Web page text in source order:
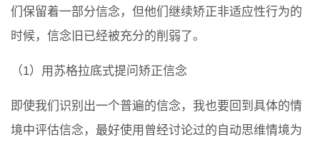
们保留着一部分信念，但他们继续矫正非适应性行为的
时候，信念旧已经被充分的削弱了。
（1）用苏格拉底式提问矫正信念
即使我们识别出一个普遍的信念，我也要回到具体的情
境中评估信念，最好使用曾经讨论过的自动思维情境为